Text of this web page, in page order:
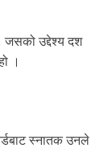
जसको उद्देश्य दश
।
स्नातक उनले